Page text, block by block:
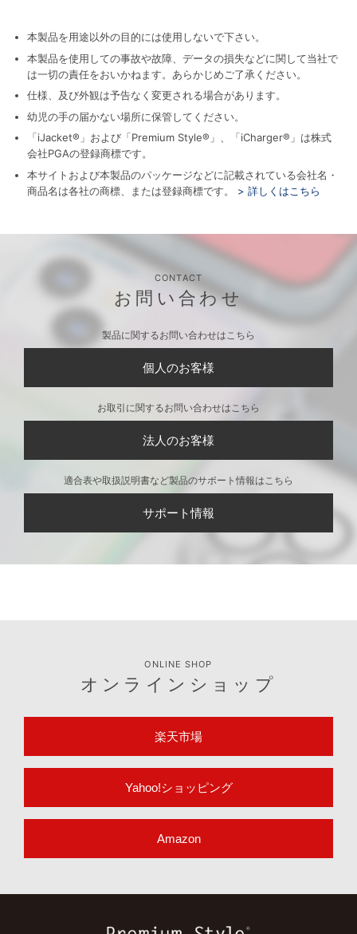
本製品を用途以外の目的には使用しないで下さい。
本製品を使用しての事故や故障、データの損失などに関して当社で
は一切の責任をおいかねます。あらかじめご了承ください。
仕様、及び外観は予告なく変更される場合があります。
幼児の手の届かない場所に保管してください。
「iJacket®」および「Premium Style®」、「iCharger®」は株式
会社PGAの登録商標です。
本サイトおよび本製品のパッケージなどに記載されている会社名・
商品名は各社の商標、または登録商標です。
> 詳しくはこちら
CONTACT
お問い合わせ
製品に関するお問い合わせはこちら
個人のお客様
お取引に関するお問い合わせはこちら
法人のお客様
適合表や取扱説明書など製品のサポート情報はこちら
サポート情報
ONLINE SHOP
オンラインショップ
楽天市場
Yahoo!ショッピング
Amazon